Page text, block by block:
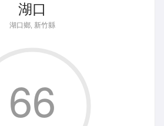
湖口
湖口鄉, 新竹縣
66